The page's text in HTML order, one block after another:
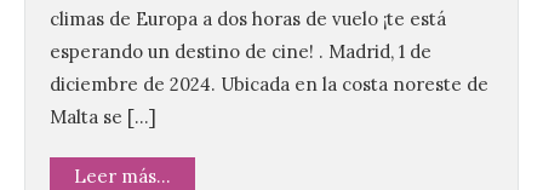
climas de Europa a dos horas de vuelo ¡te está
esperando un destino de cine! . Madrid, 1 de
diciembre de 2024. Ubicada en la costa noreste de
Malta se […]
Leer más...